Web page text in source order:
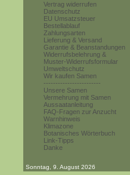
Vertrag widerrufen
Datenschutz
EU Umsatzsteuer
Bestellablauf
Zahlungsarten
Lieferung & Versand
Garantie & Beanstandungen
Widerrufsbelehrung &
Muster-Widerrufsformular
Umweltschutz
Wir kaufen Samen
------------------------
Unsere Samen
Vermehrung mit Samen
Aussaatanleitung
FAQ-Fragen zur Anzucht
Warnhinweis
Klimazone
Botanisches Wörterbuch
Link-Tipps
Danke
Sonntag, 9. August 2026